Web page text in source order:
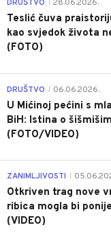
DRUŠTVO 28.06.2026.
Teslić čuva
kao svjedok života
(FOTO)
DRUŠTVO 06.06.2026.
U Mićinoj pećini s
BiH: Istina o
(FOTO/VIDEO)
ZANIMLJIVOSTI
Otkriven trag nove
ribica mogla bi
(VIDEO)